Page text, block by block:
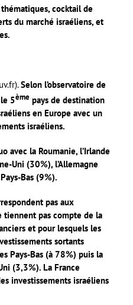
cocktail de
du marché israéliens, et
Selon l’observatoire de
5ème pays de destination
en Europe avec un
israéliens.
avec la Roumanie, l’Irlande
Uni (30%), l’Allemagne
Bas (9%).
pas aux
tiennent pas compte de la
et pour lesquels les
sortants
Pays-Bas (à 78%) puis la
(3,3%). La France
investissements israéliens